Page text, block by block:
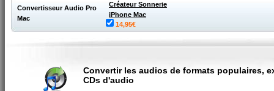
Convertisseur Audio Pro
Mac
Créateur Sonnerie
iPhone Mac
14,95€
Convertir les audios de formats populaires,
CDs d'audio